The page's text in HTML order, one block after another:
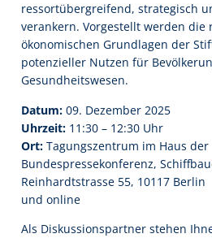
ressortübergreifend, strategisch
verankern. Vorgestellt werden die
ökonomischen Grundlagen der
potenzieller Nutzen für
Gesundheitswesen.
Datum: 09. Dezember 2025
Uhrzeit: 11:30 – 12:30 Uhr
Ort: Tagungszentrum im Haus der
Bundespressekonferenz,
Reinhardtstrasse 55, 10117 Berlin
und online
Als Diskussionspartner stehen